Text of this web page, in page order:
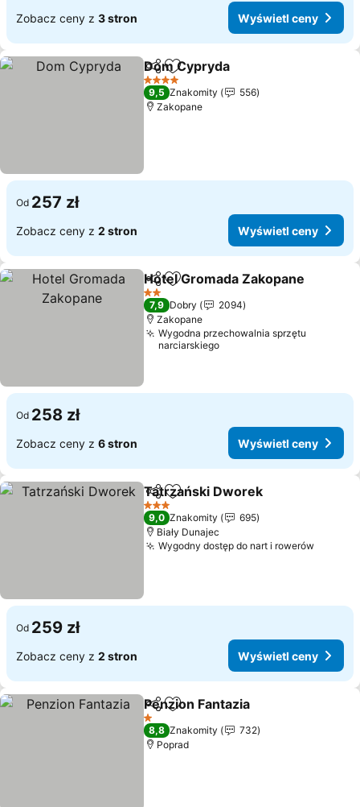
Zobacz ceny z 3 stron Wyświetl ceny
Udostępnij
Dodaj do ulubionych
Dom Cypryda
4 Kategoria
9,5 Znakomity
556
Zakopane
Od 257 zł
Zobacz ceny z 2 stron Wyświetl ceny
Udostępnij
Dodaj do ulubionych
Hotel Gromada Zakopane
2 Kategoria
7,9 Dobry
2094
Zakopane
Wygodna przechowalnia sprzętu
narciarskiego
Od 258 zł
Zobacz ceny z 6 stron Wyświetl ceny
Udostępnij
Dodaj do ulubionych
Tatrzański Dworek
3 Kategoria
9,0 Znakomity
695
Biały Dunajec
Wygodny dostęp do nart i rowerów
Od 259 zł
Zobacz ceny z 2 stron Wyświetl ceny
UdostępnijDodaj do ulubionych
Penzion Fantazia
1 Kategoria
8,8 Znakomity
732
Poprad